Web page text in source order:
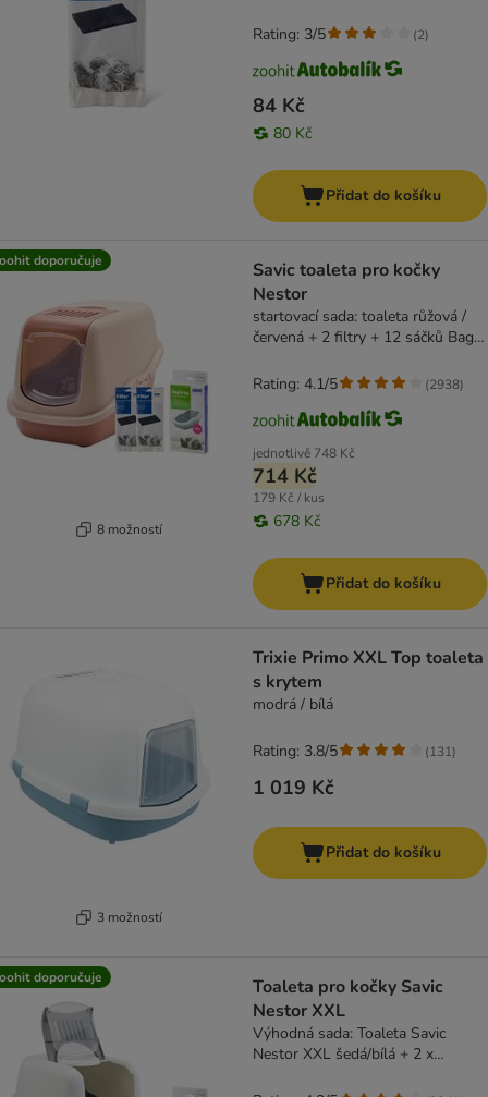
84 Kč
80 Kč
Rating: 3/5 (2)
Přidat do košíku
doporučuje
8 možností
Savic toaleta pro kočky
Nestor
startovací sada: toaleta růžová /
červená + 2 filtry + 12 sáčků Bag it
jednotlivě 748 Kč
714 Kč
179 Kč / kus
678 Kč
Rating: 4.1/5 (2938)
Přidat do košíku
3 možností
Trixie Primo XXL Top toaleta
s krytem
modrá / bílá
1 019 Kč
Rating: 3.8/5 (131)
Přidat do košíku
doporučuje
Toaleta pro kočky Savic
Nestor XXL
Výhodná sada: Toaleta Savic
Nestor XXL šedá/bílá + 2 x